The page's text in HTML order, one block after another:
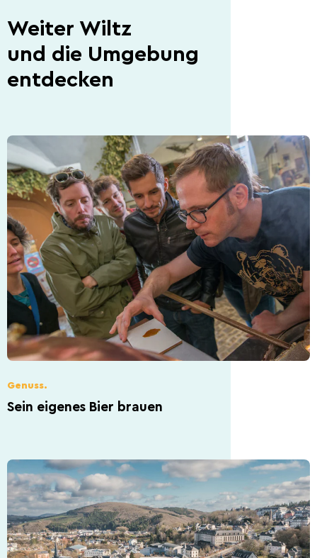
Weiter Wiltz
und die Umgebung
entdecken
Genuss.
Sein eigenes Bier brauen